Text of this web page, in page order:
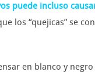
puede incluso
los “quejicas” se
en blanco y